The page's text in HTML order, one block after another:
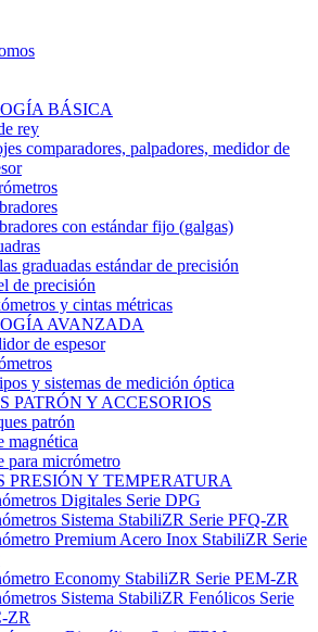
BÁSICA
rey
comparadores, palpadores, medidor de
con estándar fijo (galgas)
graduadas estándar de precisión
de precisión
y cintas métricas
AVANZADA
de espesor
y sistemas de medición óptica
PATRÓN Y ACCESORIOS
patrón
magnética
para micrómetro
PRESIÓN Y TEMPERATURA
Digitales Serie DPG
Sistema StabiliZR Serie PFQ-ZR
Premium Acero Inox StabiliZR Serie
Economy StabiliZR Serie PEM-ZR
Sistema StabiliZR Fenólicos Serie
ZR